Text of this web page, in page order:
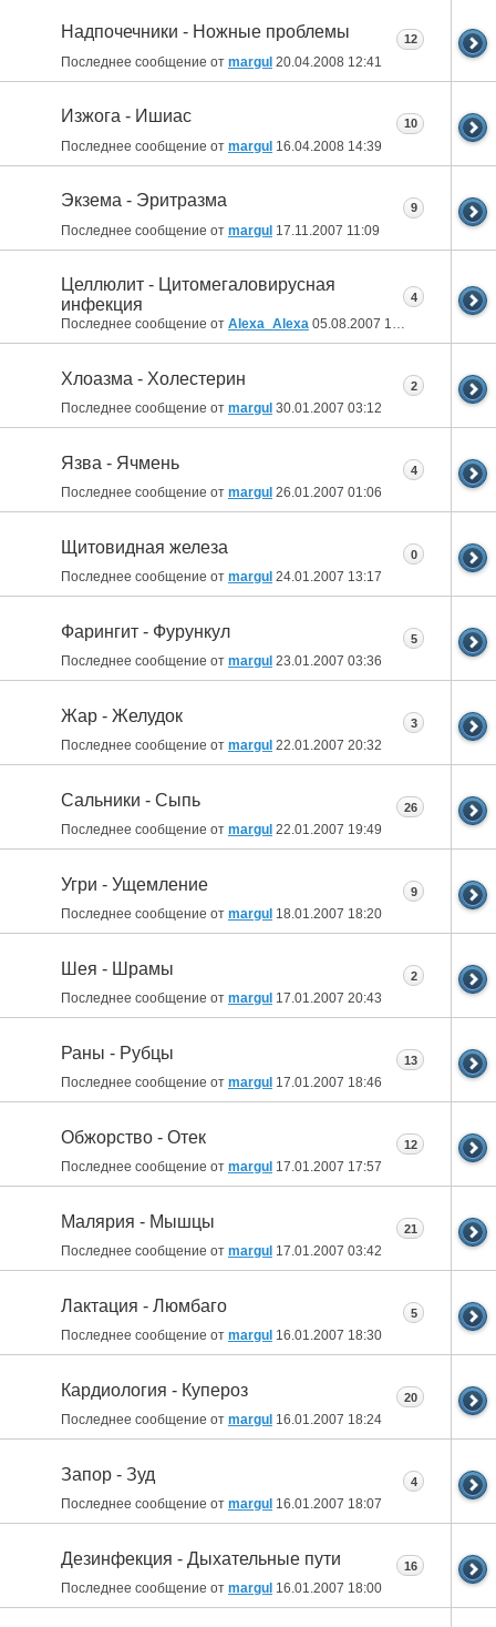
Надпочечники - Ножные проблемы
Последнее сообщение от margul 20.04.2008 12:41
12
Изжога - Ишиас
Последнее сообщение от margul 16.04.2008 14:39
10
Экзема - Эритразма
Последнее сообщение от margul 17.11.2007 11:09
9
Целлюлит - Цитомегаловирусная
инфекция
Последнее сообщение от Alexa_Alexa 05.08.2007 16:30
4
Хлоазма - Холестерин
Последнее сообщение от margul 30.01.2007 03:12
2
Язва - Ячмень
Последнее сообщение от margul 26.01.2007 01:06
4
Щитовидная железа
Последнее сообщение от margul 24.01.2007 13:17
0
Фарингит - Фурункул
Последнее сообщение от margul 23.01.2007 03:36
5
Жар - Желудок
Последнее сообщение от margul 22.01.2007 20:32
3
Сальники - Сыпь
Последнее сообщение от margul 22.01.2007 19:49
26
Угри - Ущемление
Последнее сообщение от margul 18.01.2007 18:20
9
Шея - Шрамы
Последнее сообщение от margul 17.01.2007 20:43
2
Раны - Рубцы
Последнее сообщение от margul 17.01.2007 18:46
13
Обжорство - Отек
Последнее сообщение от margul 17.01.2007 17:57
12
Малярия - Мышцы
Последнее сообщение от margul 17.01.2007 03:42
21
Лактация - Люмбаго
Последнее сообщение от margul 16.01.2007 18:30
5
Кардиология - Купероз
Последнее сообщение от margul 16.01.2007 18:24
20
Запор - Зуд
Последнее сообщение от margul 16.01.2007 18:07
4
Дезинфекция - Дыхательные пути
Последнее сообщение от margul 16.01.2007 18:00
16